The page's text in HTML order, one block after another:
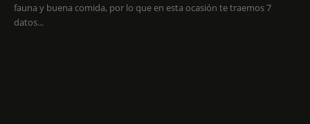
fauna y buena comida, por lo que en esta ocasión te traemos 7
datos...